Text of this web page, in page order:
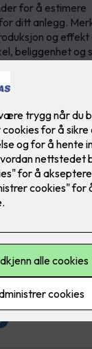
for å estimere
ditt anlegg.
og
beliggenhet og
solceller
ønsker du å